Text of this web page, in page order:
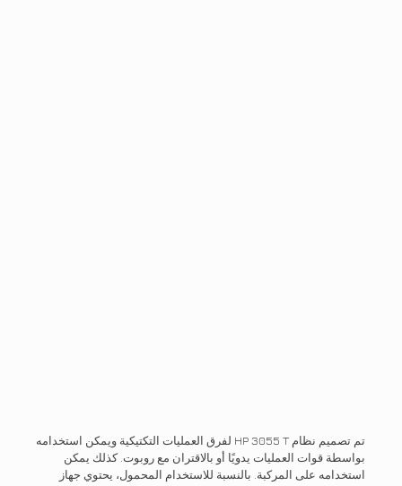
تم تصميم نظام HP 3055 T لفرق العمليات التكتيكية ويمكن استخدامه
بواسطة قوات العمليات يدويًا أو بالاقتران مع روبوت. كذلك يمكن
استخدامه على المركبة. بالنسبة للاستخدام المحمول، يحتوي جهاز